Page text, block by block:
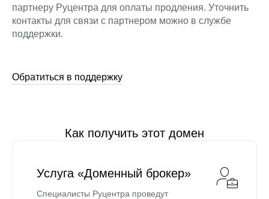
партнеру Руцентра для оплаты продления. Уточнить
контакты для связи с партнером можно в службе
поддержки.
Обратиться в поддержку
Как получить этот домен
Услуга «Доменный брокер»
Специалисты Руцентра проведут